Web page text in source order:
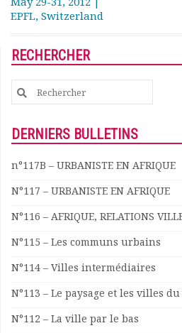
EPFL, Switzerland
RECHERCHER
Search
for:
DERNIERS BULLETINS
n°117B – URBANISTE EN AFRIQUE
N°117 – URBANISTE EN AFRIQUE
N°116 – AFRIQUE, RELATIONS
N°115 – Les communs urbains
N°114 – Villes intermédiaires
N°113 – Le paysage et les villes
N°112 – La ville par le bas